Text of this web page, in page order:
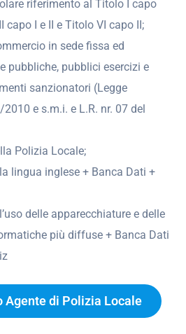
riferimento al Titolo I capo
capo I e II e Titolo VI capo II;
in sede fissa ed
pubbliche, pubblici esercizi e
sanzionatori (Legge
e s.m.i. e L.R. nr. 07 del
Polizia Locale;
lingua inglese + Banca Dati +
delle apparecchiature e delle
più diffuse + Banca Dati
Agente di Polizia Locale